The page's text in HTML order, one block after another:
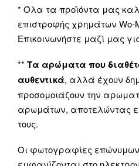
* Όλα τα προϊόντα μας
επιστροφής χρημάτων Wo-
Επικοινωνήστε μαζί μας
** Τα αρώματα που
αυθεντικά, αλλά έχουν
προσομοιάζουν την
αρωμάτων, αποτελώντας
τους.
Οι φωτογραφίες επώνυμων